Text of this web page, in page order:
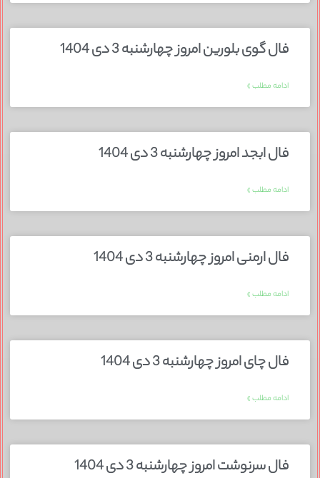
فال گوی بلورین امروز چهارشنبه 3 دی 1404
ادامه مطلب »
فال ابجد امروز چهارشنبه 3 دی 1404
ادامه مطلب »
فال ارمنی امروز چهارشنبه 3 دی 1404
ادامه مطلب »
فال چای امروز چهارشنبه 3 دی 1404
ادامه مطلب »
فال سرنوشت امروز چهارشنبه 3 دی 1404